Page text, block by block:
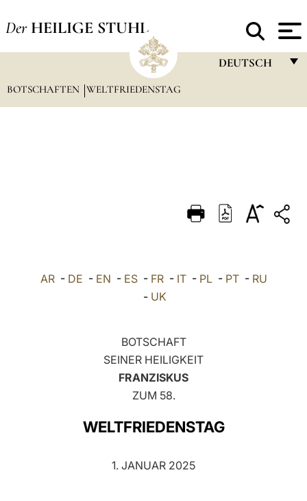
Der HEILIGE STUHL
DEUTSCH
DEUTSCH
العربيّة
BOTSCHAFTEN WELTFRIEDENSTAG
AR- DE - EN - ES- FR- IT- PL- PT- RU
- UK
BOTSCHAFT
SEINER HEILIGKEIT
FRANZISKUS
ZUM 58.
WELTFRIEDENSTAG
1. JANUAR 2025